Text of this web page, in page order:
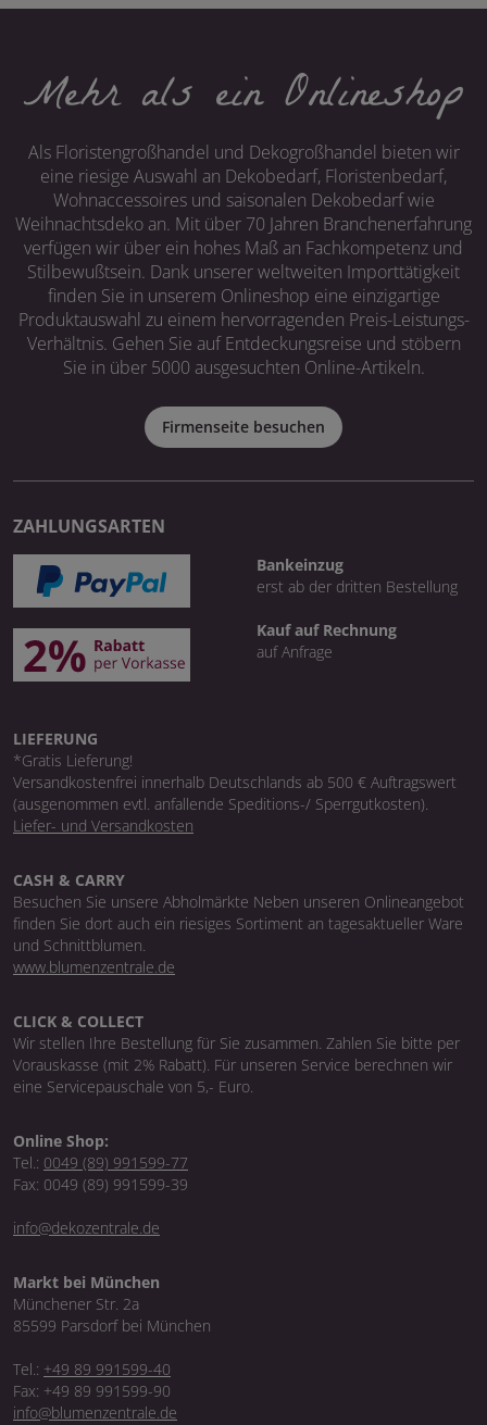
Mehr als ein Onlineshop
Als Floristengroßhandel und Dekogroßhandel bieten wir
eine riesige Auswahl an Dekobedarf, Floristenbedarf,
Wohnaccessoires und saisonalen Dekobedarf wie
Weihnachtsdeko an. Mit über 70 Jahren Branchenerfahrung
verfügen wir über ein hohes Maß an Fachkompetenz und
Stilbewußtsein. Dank unserer weltweiten Importtätigkeit
finden Sie in unserem Onlineshop eine einzigartige
Produktauswahl zu einem hervorragenden Preis-Leistungs-
Verhältnis. Gehen Sie auf Entdeckungsreise und stöbern
Sie in über 5000 ausgesuchten Online-Artikeln.
Firmenseite besuchen
ZAHLUNGSARTEN
Bankeinzug
erst ab der dritten Bestellung
Kauf auf Rechnung
auf Anfrage
LIEFERUNG
*Gratis Lieferung!
Versandkostenfrei innerhalb Deutschlands ab 500 € Auftragswert
(ausgenommen evtl. anfallende Speditions-/ Sperrgutkosten).
Liefer- und Versandkosten
CASH & CARRY
Besuchen Sie unsere Abholmärkte Neben unseren Onlineangebot
finden Sie dort auch ein riesiges Sortiment an tagesaktueller Ware
und Schnittblumen.
www.blumenzentrale.de
CLICK & COLLECT
Wir stellen Ihre Bestellung für Sie zusammen. Zahlen Sie bitte per
Vorauskasse (mit 2% Rabatt). Für unseren Service berechnen wir
eine Servicepauschale von 5,- Euro.
Online Shop:
Tel.: 0049 (89) 991599-77
Fax: 0049 (89) 991599-39
info@dekozentrale.de
Markt bei München
Münchener Str. 2a
85599 Parsdorf bei München
Tel.: +49 89 991599-40
Fax: +49 89 991599-90
info@blumenzentrale.de